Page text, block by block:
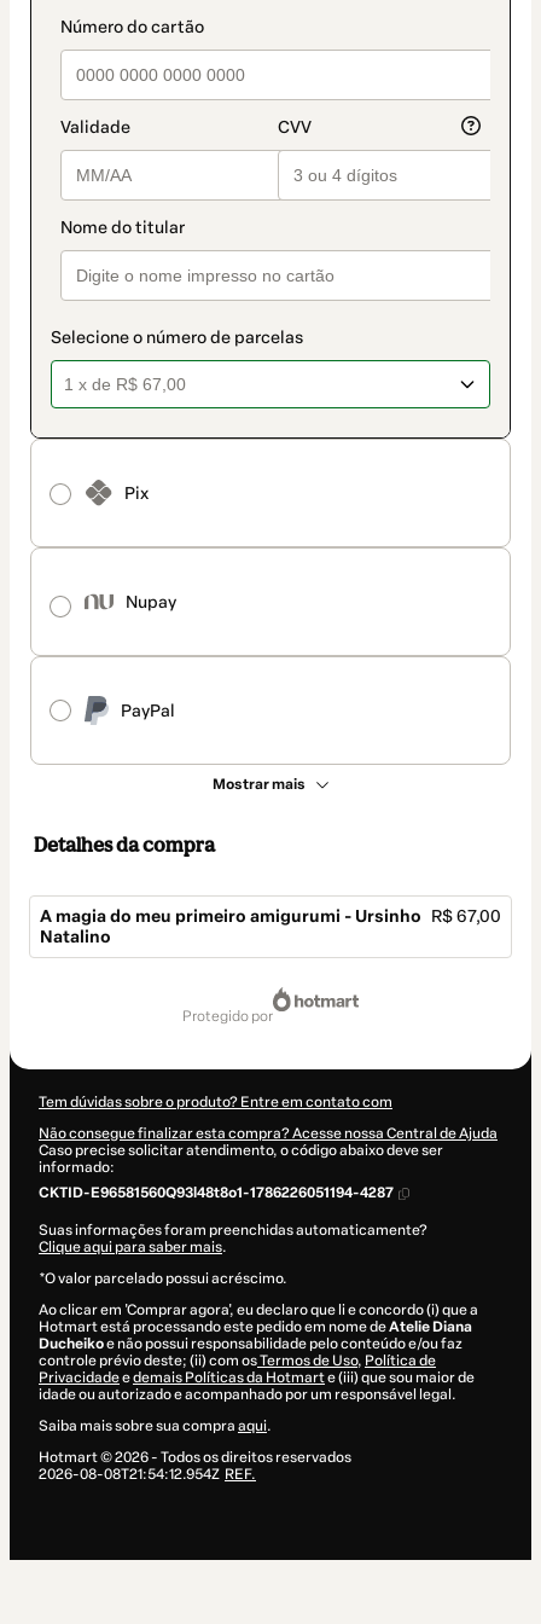
Selecione o número de parcelas
Pix
Nupay
PayPal
Mostrar mais
pagamento
Detalhes da compra
A magia do meu primeiro amigurumi - Ursinho
Natalino
R$ 67,00
protegido por
Tem dúvidas sobre o produto? Entre em contato com
Não consegue finalizar esta compra? Acesse nossa Central de Ajuda
Caso precise solicitar atendimento, o código abaixo deve ser
informado:
CKTID-E96581560Q93l48t8o1-1786226051194-4287
Suas informações foram preenchidas automaticamente?
Clique aqui para saber mais.
*O valor parcelado possui acréscimo.
Ao clicar em 'Comprar agora', eu declaro que li e concordo (i) que a
Hotmart está processando este pedido em nome deAtelie Diana
Ducheikoe não possui responsabilidade pelo conteúdo e/ou faz
controle prévio deste; (ii) com osTermos de Uso, Política de
Privacidadeedemais Políticas da Hotmarte (iii) que sou maior de
idade ou autorizado e acompanhado por um responsável legal.
Saiba mais sobre sua compra aqui.
Hotmart ©2026- Todos os direitos reservados
2026-08-08T21:54:12.954Z REF.